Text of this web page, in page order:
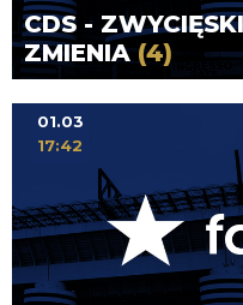
CDS -
ZMIENIA (4)
01.03
17:42